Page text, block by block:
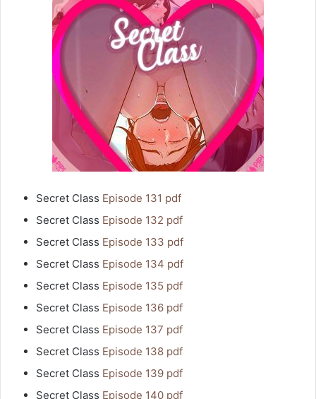
Secret Class Episode 131 pdf
Secret Class Episode 132 pdf
Secret Class Episode 133 pdf
Secret Class Episode 134 pdf
Secret Class Episode 135 pdf
Secret Class Episode 136 pdf
Secret Class Episode 137 pdf
Secret Class Episode 138 pdf
Secret Class Episode 139 pdf
Secret Class Episode 140 pdf